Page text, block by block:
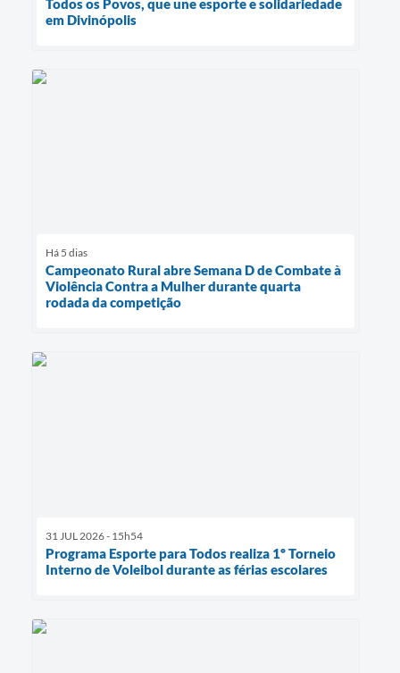
Todos os Povos, que une esporte e solidariedade
em Divinópolis
Há 5 dias
Campeonato Rural abre Semana D de Combate à
Violência Contra a Mulher durante quarta
rodada da competição
31 JUL 2026 - 15h54
Programa Esporte para Todos realiza 1º Torneio
Interno de Voleibol durante as férias escolares